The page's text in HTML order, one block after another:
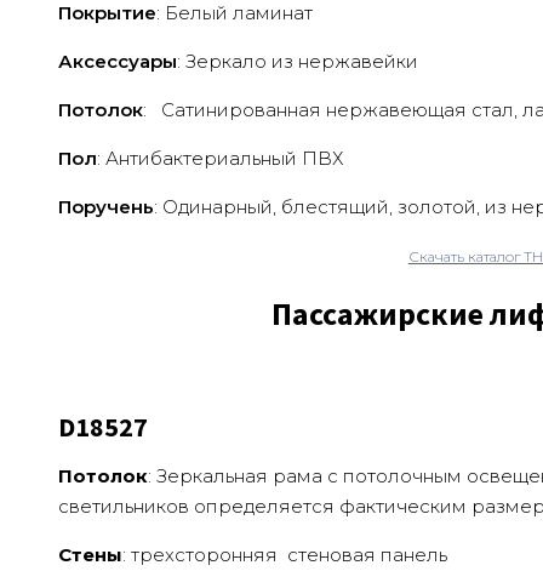
Покрытие: Белый ламинат
Аксессуары: Зеркало из нержавейки
Потолок: Сатинированная нержавеющая стал,
Пол: Антибактериальный ПВХ
Поручень: Одинарный, блестящий, золотой, из
Скачать каталог
Пассажирские
D18527
Потолок: Зеркальная рама с потолочным
светильников определяется фактическим
Стены: трехсторонняя стеновая панель